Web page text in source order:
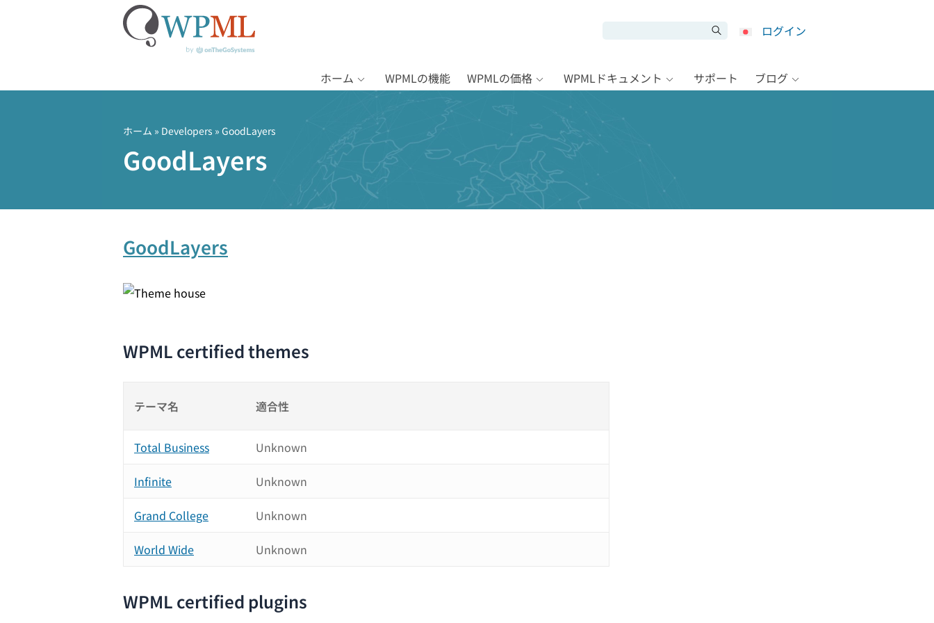
キ
ログイン
ホーム WPMLの機能 WPMLの価格 WPMLドキュメント サポート ブログ
ホーム » Developers » GoodLayers
GoodLayers
GoodLayers
WPML certified themes
テーマ名 適合性
Total Business Unknown
Infinite Unknown
Grand College Unknown
World Wide Unknown
WPML certified plugins